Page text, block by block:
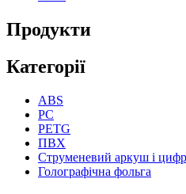
Продукти
Категорії
ABS
PC
PETG
ПВХ
Струменевий аркуш і
Голографічна фольга